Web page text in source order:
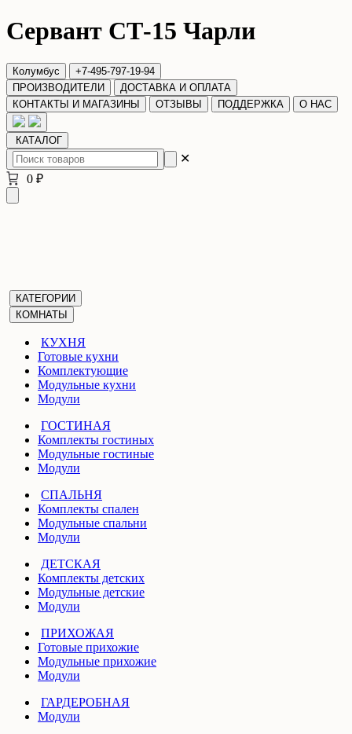
Сервант СТ-15 Чарли
Колумбус
+7-495-797-19-94
ПРОИЗВОДИТЕЛИ
ДОСТАВКА И ОПЛАТА
КОНТАКТЫ И МАГАЗИНЫ
ОТЗЫВЫ ПОДДЕРЖКА О НАС
КАТАЛОГ
✕
0 ₽
КАТЕГОРИИ
КОМНАТЫ
КУХНЯ
Готовые кухни
Комплектующие
Модульные кухни
Модули
ГОСТИНАЯ
Комплекты гостиных
Модульные гостиные
Модули
СПАЛЬНЯ
Комплекты спален
Модульные спальни
Модули
ДЕТСКАЯ
Комплекты детских
Модульные детские
Модули
ПРИХОЖАЯ
Готовые прихожие
Модульные прихожие
Модули
ГАРДЕРОБНАЯ
Модули